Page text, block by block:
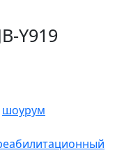
Y919
шоурум